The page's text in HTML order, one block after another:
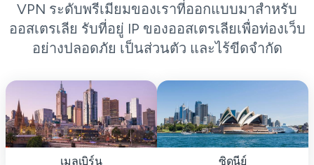
VPN ระดับพรีเมียมของเราที่ออกแบบมาสำหรับ
ออสเตรเลีย รับที่อยู่ IP ของออสเตรเลียเพื่อท่องเว็บ
อย่างปลอดภัย เป็นส่วนตัว และไร้ขีดจำกัด
เมลเบิร์น ซิดนีย์